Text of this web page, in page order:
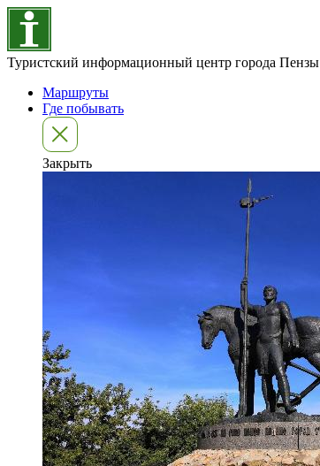
Туристский информационный центр города Пензы
Маршруты
Где побывать
Закрыть